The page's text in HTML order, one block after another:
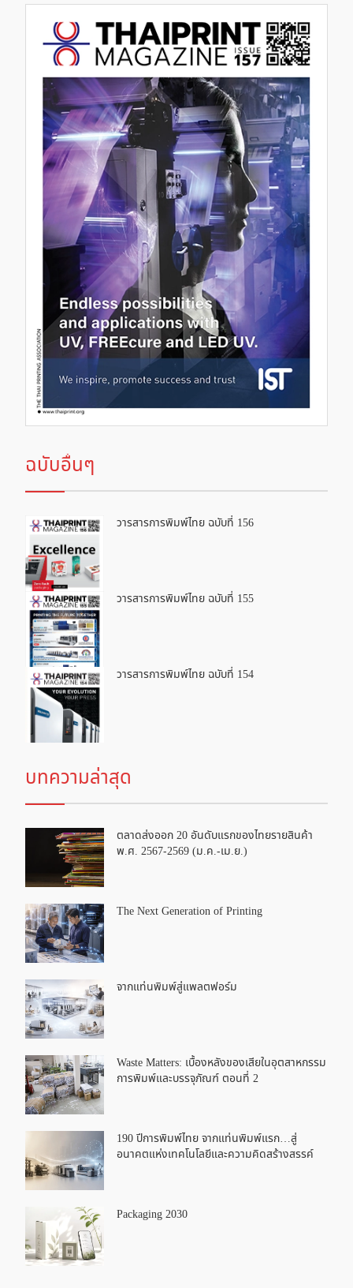
ฉบับอื่นๆ
วารสารการพิมพ์ไทย ฉบับที่ 156
วารสารการพิมพ์ไทย ฉบับที่ 155
วารสารการพิมพ์ไทย ฉบับที่ 154
บทความล่าสุด
ตลาดส่งออก 20 อันดับแรกของไทยรายสินค้า
พ.ศ. 2567-2569 (ม.ค.-เม.ย.)
The Next Generation of Printing
จากแท่นพิมพ์สู่แพลตฟอร์ม
Waste Matters: เบื้องหลังของเสียในอุตสาหกรรม
การพิมพ์และบรรจุภัณฑ์ ตอนที่ 2
190 ปีการพิมพ์ไทย จากแท่นพิมพ์แรก…สู่
อนาคตแห่งเทคโนโลยีและความคิดสร้างสรรค์
Packaging 2030